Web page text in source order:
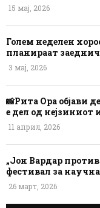
15 мај, 2026
Голем неделен
планираат
3 мај, 2026
📸Рита Ора објави
е дел од нејзиниот
11 април, 2026
„Јон Вардар против
фестивал за
26 март, 2026